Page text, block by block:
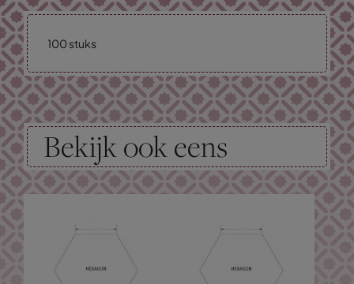
100 stuks
Bekijk ook eens